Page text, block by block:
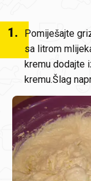
1.
Pomiješajte
sa litrom
kremu dodajte
kremu.Šlag